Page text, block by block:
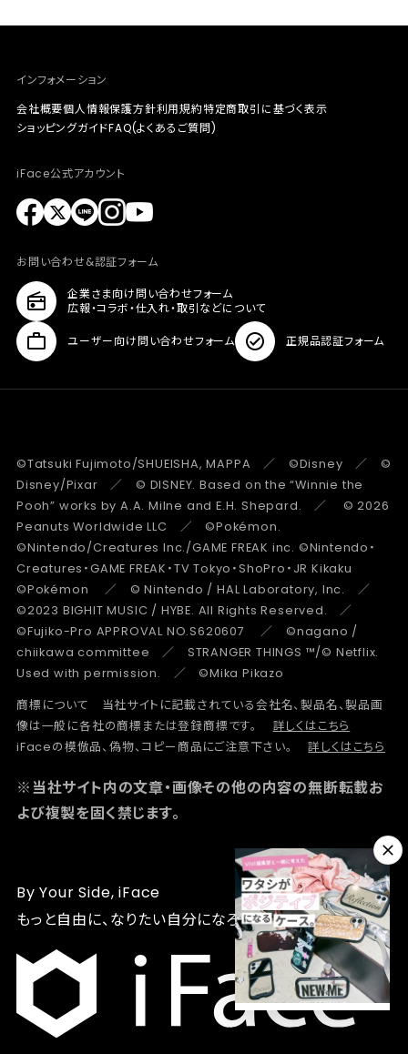
インフォメーション
会社概要個人情報保護方針利用規約特定商取引に基づく表示
ショッピングガイドFAQ(よくあるご質問)
iFace公式アカウント
お問い合わせ&認証フォーム
企業さま向け問い合わせフォーム
広報・コラボ・仕入れ・取引などについて
ユーザー向け問い合わせフォーム 正規品認証フォーム
©Tatsuki Fujimoto/SHUEISHA, MAPPA ／ ©Disney ／ ©
Disney/Pixar ／ © DISNEY. Based on the “Winnie the
Pooh” works by A.A. Milne and E.H. Shepard. ／ © 2026
Peanuts Worldwide LLC ／ ©Pokémon.
©Nintendo/Creatures Inc./GAME FREAK inc. ©Nintendo・
Creatures・GAME FREAK・TV Tokyo・ShoPro・JR Kikaku
©Pokémon ／ © Nintendo / HAL Laboratory, Inc. ／
©2023 BIGHIT MUSIC / HYBE. All Rights Reserved. ／
©Fujiko-Pro APPROVAL NO.S620607 ／ ©nagano /
chiikawa committee ／ STRANGER THINGS ™/© Netflix.
Used with permission. ／ ©Mika Pikazo
商標について 当社サイトに記載されている会社名、製品名、製品画
像は一般に各社の商標または登録商標です。
詳しくはこちら
iFaceの模倣品、偽物、コピー商品にご注意下さい。
詳しくはこちら
※当社サイト内の文章・画像その他の内容の無断転載お
よび複製を固く禁じます。
By Your Side, iFace
もっと自由に、なりたい自分になろう